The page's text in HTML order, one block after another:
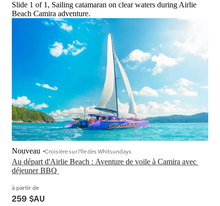
Slide 1 of 1, Sailing catamaran on clear waters during Airlie
Beach Camira adventure.
Au départ d'Airlie Beach : Aventure de voile à Camira avec
Nouveau Croisière sur l'île des Whitsundays
à partir de
259 $AU